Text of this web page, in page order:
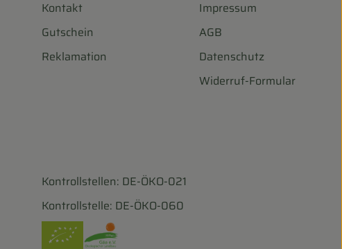
Kontakt
Gutschein
Reklamation
Impressum
AGB
Datenschutz
Widerruf-Formular
biohofscharf/?hl=de
Kontrollstellen: DE-ÖKO-021
Kontrollstelle: DE-ÖKO-060